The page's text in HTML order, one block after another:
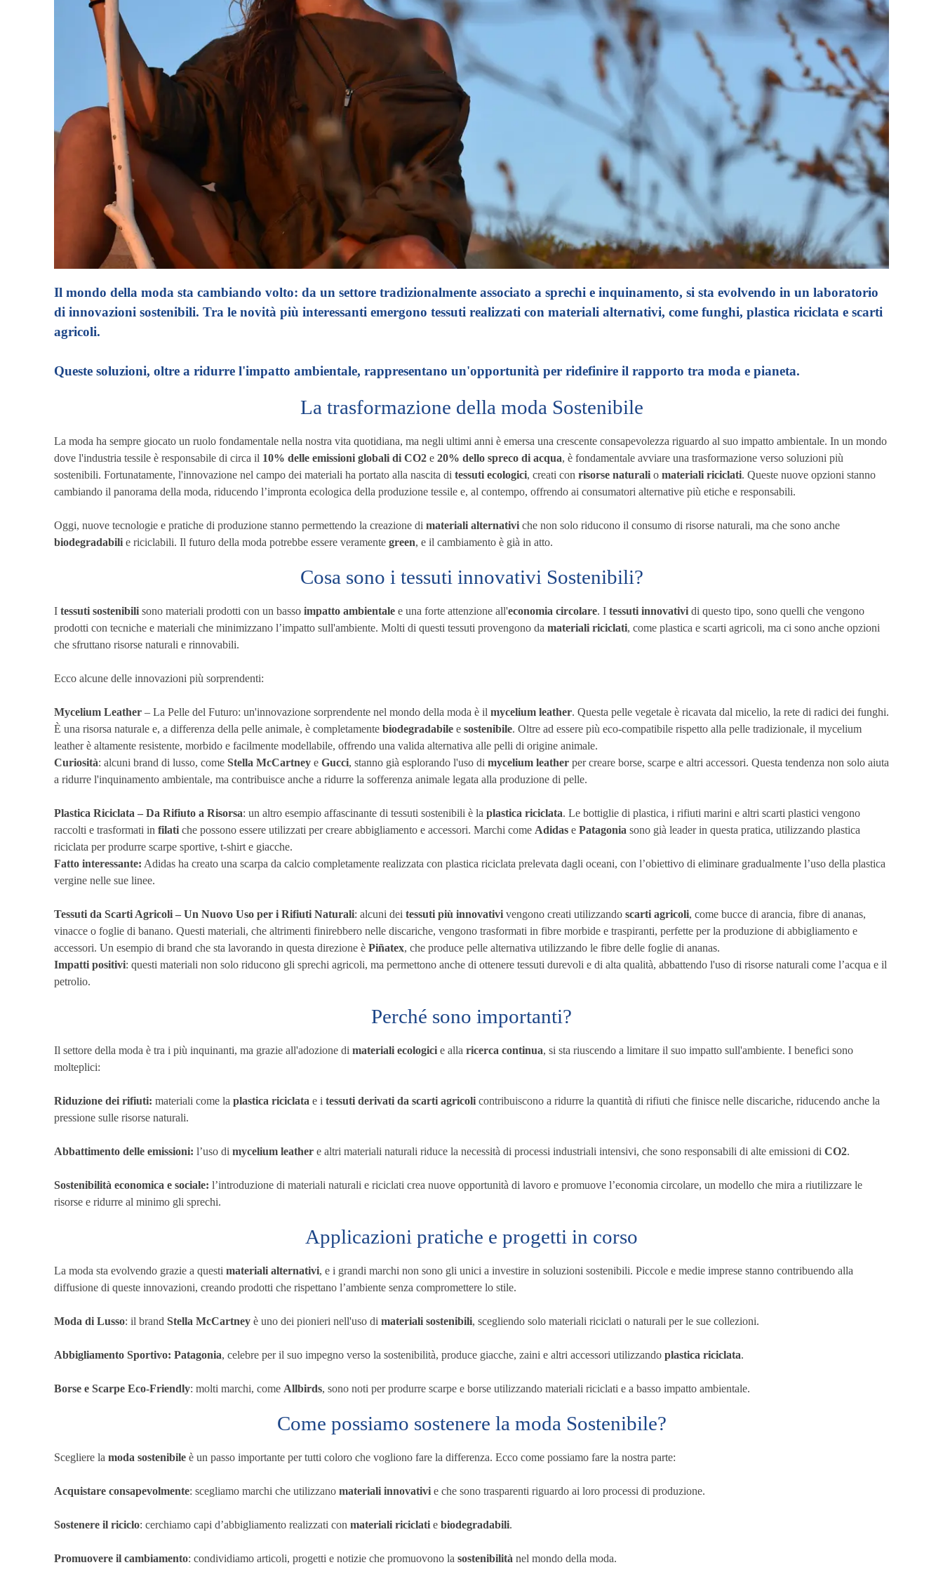
Il mondo della moda sta cambiando volto: da un settore tradizionalmente associato a sprechi e inquinamento, si sta evolvendo in un laboratorio
di innovazioni sostenibili. Tra le novità più interessanti emergono tessuti realizzati con materiali alternativi, come funghi, plastica riciclata e scarti
agricoli.
Queste soluzioni, oltre a ridurre l'impatto ambientale, rappresentano un'opportunità per ridefinire il rapporto tra moda e pianeta.
La trasformazione della moda Sostenibile
La moda ha sempre giocato un ruolo fondamentale nella nostra vita quotidiana, ma negli ultimi anni è emersa una crescente consapevolezza riguardo al suo impatto ambientale. In un mondo
dove l'industria tessile è responsabile di circa il 10% delle emissioni globali di CO2 e 20% dello spreco di acqua, è fondamentale avviare una trasformazione verso soluzioni più
sostenibili. Fortunatamente, l'innovazione nel campo dei materiali ha portato alla nascita di tessuti ecologici, creati con risorse naturali o materiali riciclati. Queste nuove opzioni stanno
cambiando il panorama della moda, riducendo l’impronta ecologica della produzione tessile e, al contempo, offrendo ai consumatori alternative più etiche e responsabili.
Oggi, nuove tecnologie e pratiche di produzione stanno permettendo la creazione di materiali alternativi che non solo riducono il consumo di risorse naturali, ma che sono anche
biodegradabili e riciclabili. Il futuro della moda potrebbe essere veramente green, e il cambiamento è già in atto.
Cosa sono i tessuti innovativi Sostenibili?
I tessuti sostenibili sono materiali prodotti con un basso impatto ambientale e una forte attenzione all'economia circolare. I tessuti innovativi di questo tipo, sono quelli che vengono
prodotti con tecniche e materiali che minimizzano l’impatto sull'ambiente. Molti di questi tessuti provengono da materiali riciclati, come plastica e scarti agricoli, ma ci sono anche opzioni
che sfruttano risorse naturali e rinnovabili.
Ecco alcune delle innovazioni più sorprendenti:
Mycelium Leather – La Pelle del Futuro: un'innovazione sorprendente nel mondo della moda è il mycelium leather. Questa pelle vegetale è ricavata dal micelio, la rete di radici dei funghi.
È una risorsa naturale e, a differenza della pelle animale, è completamente biodegradabile e sostenibile. Oltre ad essere più eco-compatibile rispetto alla pelle tradizionale, il mycelium
leather è altamente resistente, morbido e facilmente modellabile, offrendo una valida alternativa alle pelli di origine animale.
Curiosità: alcuni brand di lusso, come Stella McCartney e Gucci, stanno già esplorando l'uso di mycelium leather per creare borse, scarpe e altri accessori. Questa tendenza non solo aiuta
a ridurre l'inquinamento ambientale, ma contribuisce anche a ridurre la sofferenza animale legata alla produzione di pelle.
Plastica Riciclata – Da Rifiuto a Risorsa: un altro esempio affascinante di tessuti sostenibili è la plastica riciclata. Le bottiglie di plastica, i rifiuti marini e altri scarti plastici vengono
raccolti e trasformati in filati che possono essere utilizzati per creare abbigliamento e accessori. Marchi come Adidas e Patagonia sono già leader in questa pratica, utilizzando plastica
riciclata per produrre scarpe sportive, t-shirt e giacche.
Fatto interessante: Adidas ha creato una scarpa da calcio completamente realizzata con plastica riciclata prelevata dagli oceani, con l’obiettivo di eliminare gradualmente l’uso della plastica
vergine nelle sue linee.
Tessuti da Scarti Agricoli – Un Nuovo Uso per i Rifiuti Naturali: alcuni dei tessuti più innovativi vengono creati utilizzando scarti agricoli, come bucce di arancia, fibre di ananas,
vinacce o foglie di banano. Questi materiali, che altrimenti finirebbero nelle discariche, vengono trasformati in fibre morbide e traspiranti, perfette per la produzione di abbigliamento e
accessori. Un esempio di brand che sta lavorando in questa direzione è Piñatex, che produce pelle alternativa utilizzando le fibre delle foglie di ananas.
Impatti positivi: questi materiali non solo riducono gli sprechi agricoli, ma permettono anche di ottenere tessuti durevoli e di alta qualità, abbattendo l'uso di risorse naturali come l’acqua e il
petrolio.
Perché sono importanti?
Il settore della moda è tra i più inquinanti, ma grazie all'adozione di materiali ecologici e alla ricerca continua, si sta riuscendo a limitare il suo impatto sull'ambiente. I benefici sono
molteplici:
Riduzione dei rifiuti: materiali come la plastica riciclata e i tessuti derivati da scarti agricoli contribuiscono a ridurre la quantità di rifiuti che finisce nelle discariche, riducendo anche la
pressione sulle risorse naturali.
Abbattimento delle emissioni: l’uso di mycelium leather e altri materiali naturali riduce la necessità di processi industriali intensivi, che sono responsabili di alte emissioni di CO2.
Sostenibilità economica e sociale: l’introduzione di materiali naturali e riciclati crea nuove opportunità di lavoro e promuove l’economia circolare, un modello che mira a riutilizzare le
risorse e ridurre al minimo gli sprechi.
Applicazioni pratiche e progetti in corso
La moda sta evolvendo grazie a questi materiali alternativi, e i grandi marchi non sono gli unici a investire in soluzioni sostenibili. Piccole e medie imprese stanno contribuendo alla
diffusione di queste innovazioni, creando prodotti che rispettano l’ambiente senza compromettere lo stile.
Moda di Lusso: il brand Stella McCartney è uno dei pionieri nell'uso di materiali sostenibili, scegliendo solo materiali riciclati o naturali per le sue collezioni.
Abbigliamento Sportivo: Patagonia, celebre per il suo impegno verso la sostenibilità, produce giacche, zaini e altri accessori utilizzando plastica riciclata.
Borse e Scarpe Eco-Friendly: molti marchi, come Allbirds, sono noti per produrre scarpe e borse utilizzando materiali riciclati e a basso impatto ambientale.
Come possiamo sostenere la moda Sostenibile?
Scegliere la moda sostenibile è un passo importante per tutti coloro che vogliono fare la differenza. Ecco come possiamo fare la nostra parte:
Acquistare consapevolmente: scegliamo marchi che utilizzano materiali innovativi e che sono trasparenti riguardo ai loro processi di produzione.
Sostenere il riciclo: cerchiamo capi d’abbigliamento realizzati con materiali riciclati e biodegradabili.
Promuovere il cambiamento: condividiamo articoli, progetti e notizie che promuovono la sostenibilità nel mondo della moda.